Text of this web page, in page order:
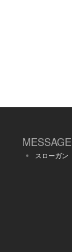
MESSAGE
スローガン